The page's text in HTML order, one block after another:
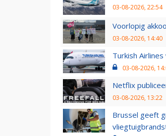
03-08-2026, 22:54
Voorlopig
03-08-2026, 14:40
Turkish
03-08-2026,
Netflix
03-08-2026, 13:22
Brussel geeft